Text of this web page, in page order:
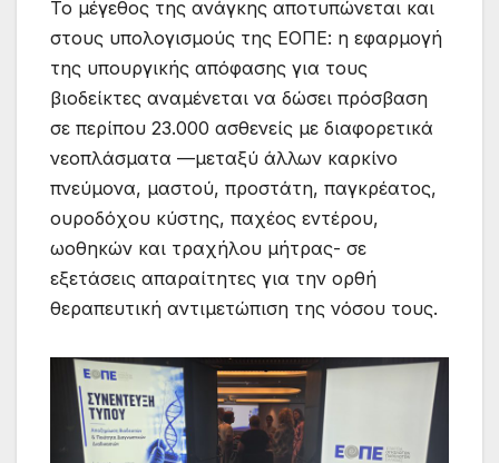
Το μέγεθος της ανάγκης αποτυπώνεται και
στους υπολογισμούς της ΕΟΠΕ: η εφαρμογή
της υπουργικής απόφασης για τους
βιοδείκτες αναμένεται να δώσει πρόσβαση
σε περίπου 23.000 ασθενείς με διαφορετικά
νεοπλάσματα —μεταξύ άλλων καρκίνο
πνεύμονα, μαστού, προστάτη, παγκρέατος,
ουροδόχου κύστης, παχέος εντέρου,
ωοθηκών και τραχήλου μήτρας- σε
εξετάσεις απαραίτητες για την ορθή
θεραπευτική αντιμετώπιση της νόσου τους.